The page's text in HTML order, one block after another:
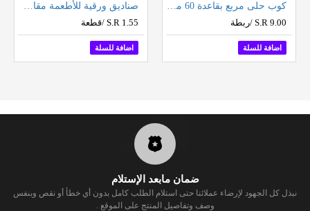
كوب حلى مربع بقاعدة 60 مل (12 حبة بالشدة)
S.R 9.00 /ربطة
اضافة للسلة
صناديق ورقية للأطعمة مقاس 30 سم
S.R 1.55 /قطعة
اضافة للسلة
ضمان مابعد الإستلام
نبذل كل الجهود لإرضاء عملائنا حتى استلام الطلب كامل بدون أي خطأ أو نقص وبنفس
وصف وتفاصيل المنتج على الموقع .